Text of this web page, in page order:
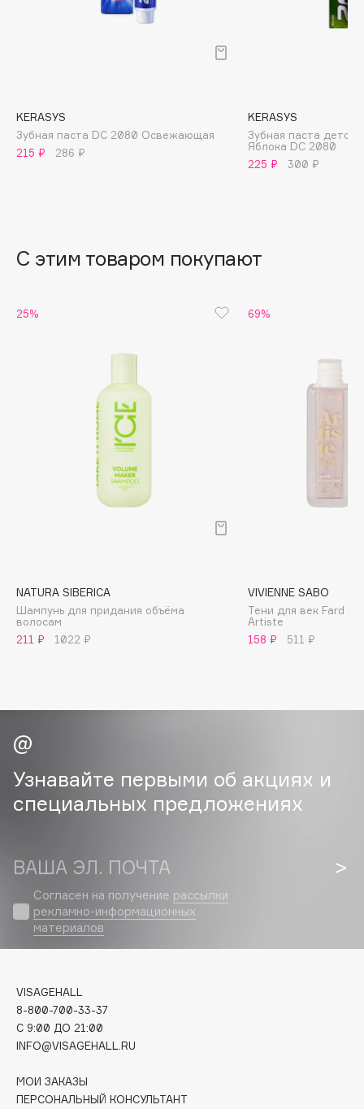
Banderas
Basicare
Batiste
beautyblender
Boadicea The Victorious
Bvlgari
by TERRY
BY WISHTREND
Cadence
Capelli Dorati
Carbon Theory
Catrice
Celimax
Cettua
Chupa Chups
Clarins
Clarins Precious
Clinique
Clive Christian
Club De Nuit
Collagenina
KERASYS
Зубная паста DC 2080 Освежающая
215 ₽
286 ₽
KERASYS
Зубная паста
Яблока DC 2080
225 ₽
300 ₽
С этим товаром покупают
25%
NATURA SIBERICA
Шампунь для придания объёма
волосам
211 ₽
1022 ₽
69%
VIVIENNE SABO
Тени для век Fard a
Artiste
158 ₽
511 ₽
Узнавайте первыми об акциях и
специальных предложениях
ВАША ЭЛ. ПОЧТА
Согласен на получение рассылки
рекламно-информационных
материалов
VISAGEHALL
8-800-700-33-37
C 9:00 ДО 21:00
INFO@VISAGEHALL.RU
МОИ ЗАКАЗЫ
ПЕРСОНАЛЬНЫЙ КОНСУЛЬТАНТ